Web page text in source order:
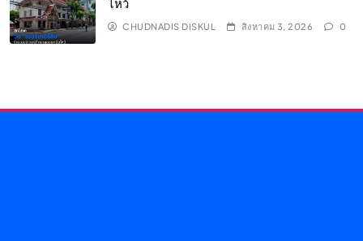
CHUDNADIS DISKUL สิงหาคม 3, 2026 0